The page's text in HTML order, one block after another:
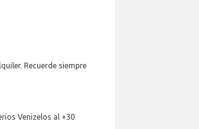
Recuerde siempre
Venizelos al +30